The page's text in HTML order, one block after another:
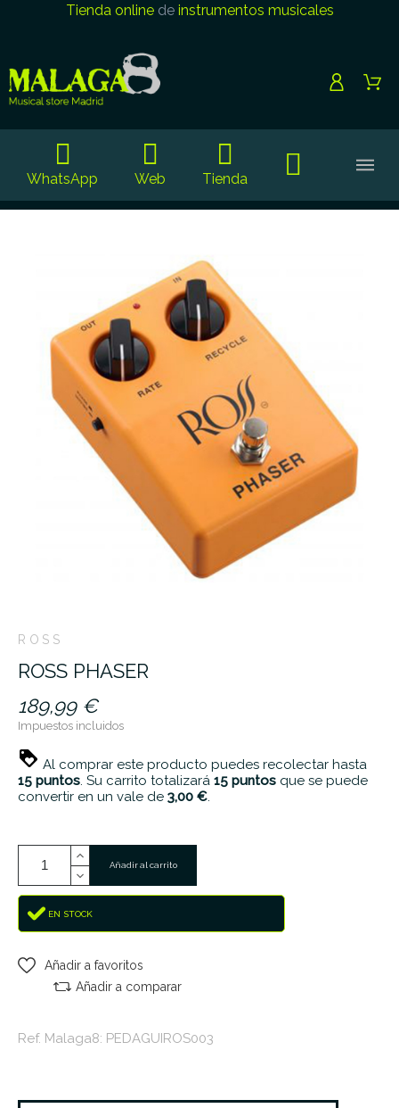
Tienda onlinede instrumentos musicales
WhatsApp Web Tienda
ROSS
ROSS PHASER
189,99 €
Impuestos incluidos
Al comprar este producto puedes recolectar hasta
15 puntos. Su carrito totalizará 15 puntos que se puede
convertir en un vale de 3,00 €.
Añadir al carrito
EN STOCK
Añadir a favoritos
Añadir a comparar
Ref. Malaga8: PEDAGUIROS003